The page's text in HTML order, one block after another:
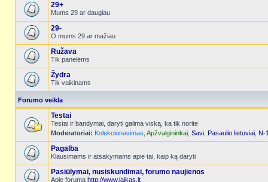
29+
Mums 29 ar daugiau
29-
O mums 29 ar mažiau
Ružava
Tik panelėms
Žydra
Tik vaikinams
Forumo veikla
Testai
Testai ir bandymai, daryti galima viską, ka tik norite
Moderatoriai: Kolekcionavimas Apžvalgininkai Savi Pasaulio lietuviai N-
Pagalba
Klausimams ir atsakymams apie tai, kaip ką daryti
Pasiūlymai, nusiskundimai, forumo naujienos
Apie forumą http://www.laikas.lt